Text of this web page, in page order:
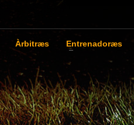
Àrbitræs Entrenadoræs